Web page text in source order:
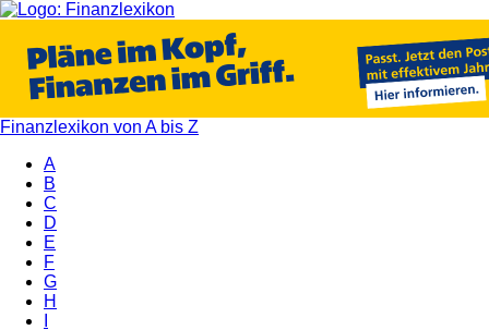
Finanzlexikon von A bis Z
A
B
C
D
E
F
G
H